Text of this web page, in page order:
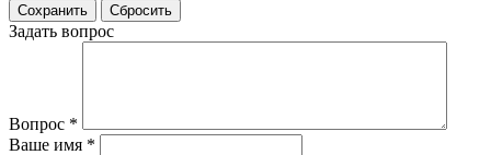
Сбросить
Задать вопрос
Вопрос *
Ваше имя *